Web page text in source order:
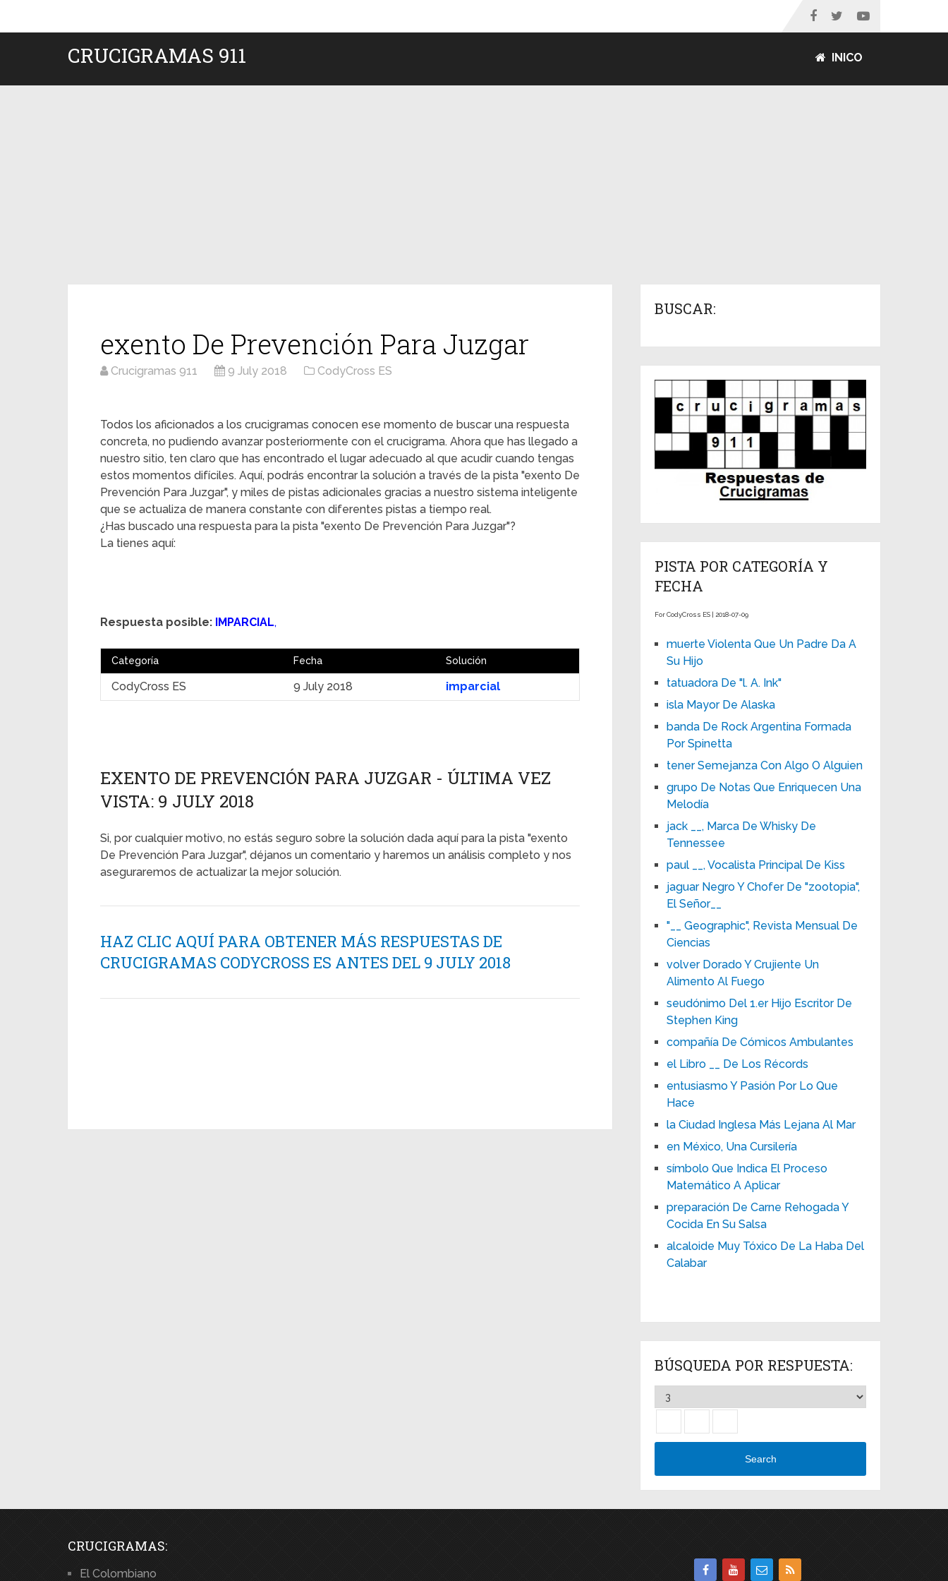
CRUCIGRAMAS 911 INICO
exento De Prevención Para Juzgar
Crucigramas 911 9 July 2018 CodyCross ES
Todos los aficionados a los crucigramas conocen ese momento de buscar una respuesta
concreta, no pudiendo avanzar posteriormente con el crucigrama. Ahora que has llegado a
nuestro sitio, ten claro que has encontrado el lugar adecuado al que acudir cuando tengas
estos momentos difíciles. Aquí, podrás encontrar la solución a través de la pista "exento De
Prevención Para Juzgar", y miles de pistas adicionales gracias a nuestro sistema inteligente
que se actualiza de manera constante con diferentes pistas a tiempo real.
¿Has buscado una respuesta para la pista "exento De Prevención Para Juzgar"?
La tienes aquí:
Respuesta posible: IMPARCIAL,
Categoría Fecha Solución
CodyCross ES 9 July 2018 imparcial
EXENTO DE PREVENCIÓN PARA JUZGAR - ÚLTIMA VEZ
VISTA: 9 JULY 2018
Si, por cualquier motivo, no estás seguro sobre la solución dada aquí para la pista "exento
De Prevención Para Juzgar", déjanos un comentario y haremos un análisis completo y nos
aseguraremos de actualizar la mejor solución.
HAZ CLIC AQUÍ PARA OBTENER MÁS RESPUESTAS DE
CRUCIGRAMAS CODYCROSS ES ANTES DEL 9 JULY 2018
BUSCAR:
PISTA POR CATEGORÍA Y
FECHA
For CodyCross ES | 2018-07-09
muerte Violenta Que Un Padre Da A
Su Hijo
tatuadora De "l. A. Ink"
isla Mayor De Alaska
banda De Rock Argentina Formada
Por Spinetta
tener Semejanza Con Algo O Alguien
grupo De Notas Que Enriquecen Una
Melodía
jack __, Marca De Whisky De
Tennessee
paul __, Vocalista Principal De Kiss
jaguar Negro Y Chofer De "zootopia",
El Señor__
"__ Geographic", Revista Mensual De
Ciencias
volver Dorado Y Crujiente Un
Alimento Al Fuego
seudónimo Del 1.er Hijo Escritor De
Stephen King
compañía De Cómicos Ambulantes
el Libro __ De Los Récords
entusiasmo Y Pasión Por Lo Que
Hace
la Ciudad Inglesa Más Lejana Al Mar
en México, Una Cursilería
símbolo Que Indica El Proceso
Matemático A Aplicar
preparación De Carne Rehogada Y
Cocida En Su Salsa
alcaloide Muy Tóxico De La Haba Del
Calabar
BÚSQUEDA POR RESPUESTA:
Search
CRUCIGRAMAS:
El Colombiano